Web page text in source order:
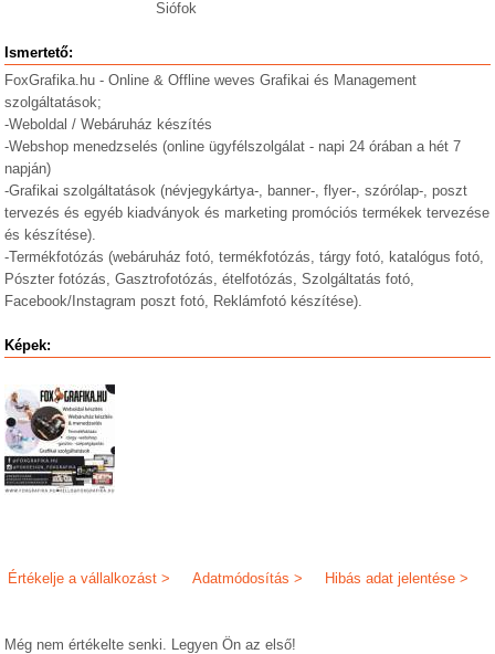
Siófok
Ismertető:
FoxGrafika.hu - Online & Offline weves Grafikai és Management
szolgáltatások;
-Weboldal / Webáruház készítés
-Webshop menedzselés (online ügyfélszolgálat - napi 24 órában a hét 7
napján)
-Grafikai szolgáltatások (névjegykártya-, banner-, flyer-, szórólap-, poszt
tervezés és egyéb kiadványok és marketing promóciós termékek tervezése
és készítése).
-Termékfotózás (webáruház fotó, termékfotózás, tárgy fotó, katalógus fotó,
Pószter fotózás, Gasztrofotózás, ételfotózás, Szolgáltatás fotó,
Facebook/Instagram poszt fotó, Reklámfotó készítése).
Képek:
Hibás adat jelentése >
Adatmódosítás >
Értékelje a vállalkozást >
Még nem értékelte senki. Legyen Ön az első!